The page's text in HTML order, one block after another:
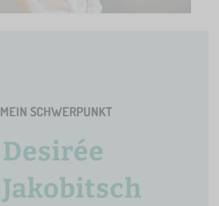
MEIN SCHWERPUNKT
Desirée
Jakobitsch